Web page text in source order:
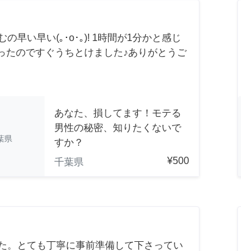
の早い早い(｡･о･｡)! 1時間が1分かと感じ
たのですぐうちとけました♪ありがとうご
県
あなた、損してます！モテる
男性の秘密、知りたくないで
すか？
千葉県
¥500
。とても丁寧に事前準備して下さってい